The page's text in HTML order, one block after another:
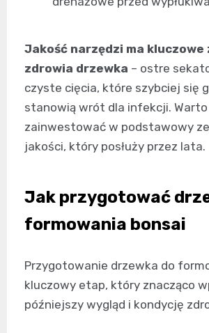
Jakość narzędzi ma kluczowe
zdrowia drzewka – ostre
czyste cięcia, które szybciej się
stanowią wrót dla infekcji. Warto
zainwestować w podstawowy
jakości, który posłuży przez lata.
Jak przygotować
formowania bonsai
Przygotowanie drzewka do
kluczowy etap, który znacząco
późniejszy wygląd i kondycję